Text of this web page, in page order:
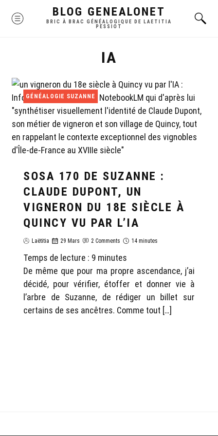
MENU BLOG GENEALONET
BRIC À BRAC GÉNÉALOGIQUE DE LAETITIA
PESSIOT
IA
GÉNÉALOGIE SUZANNE
SOSA 170 DE SUZANNE :
CLAUDE DUPONT, UN
VIGNERON DU 18E SIÈCLE À
QUINCY VU PAR L’IA
Laëtitia 29 Mars 2 Comments 14 minutes
Temps de lecture : 9 minutes
De même que pour ma propre ascendance, j’ai
décidé, pour vérifier, étoffer et donner vie à
l’arbre de Suzanne, de rédiger un billet sur
certains de ses ancêtres. Comme tout […]